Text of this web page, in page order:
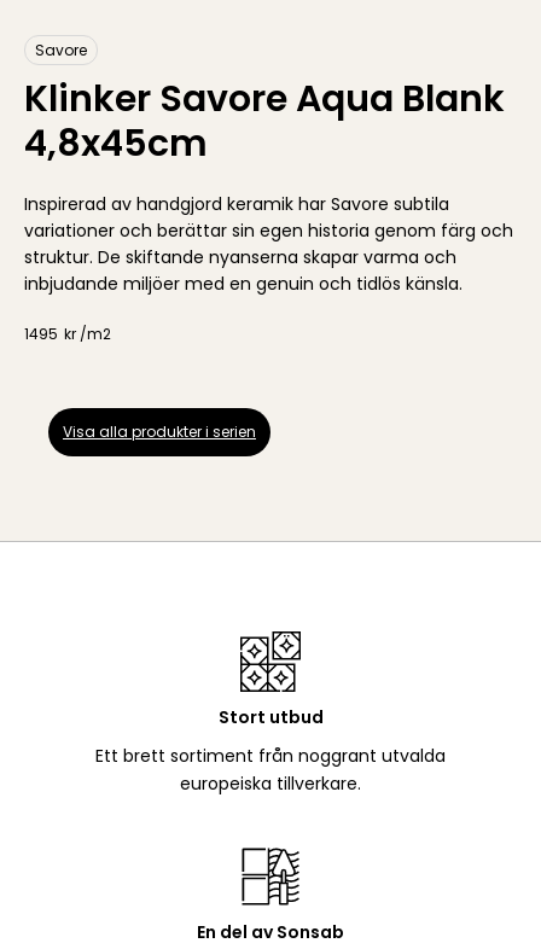
Savore
Klinker Savore Aqua Blank
4,8x45cm
Inspirerad av handgjord keramik har Savore subtila
variationer och berättar sin egen historia genom färg och
struktur. De skiftande nyanserna skapar varma och
inbjudande miljöer med en genuin och tidlös känsla.
1495 kr /m2
Visa alla produkter i serien
Stort utbud
Ett brett sortiment från noggrant utvalda
europeiska tillverkare.
En del av Sonsab